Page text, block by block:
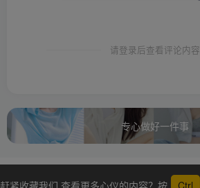
请登录后查看评论内容
专心做好一件事
赶紧收藏我们,查看更多心仪的内容？按 Ctrl